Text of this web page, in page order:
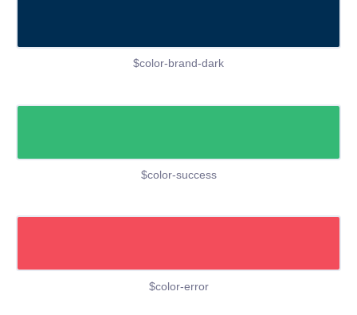
$color-brand-dark
$color-success
$color-error